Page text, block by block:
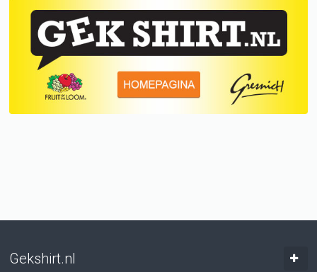
Gekshirt.nl